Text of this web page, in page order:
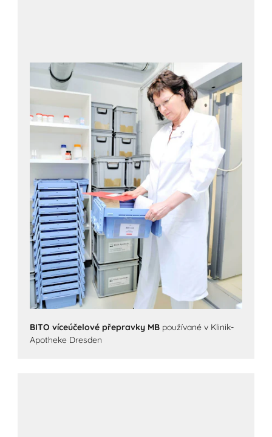
BITO víceúčelové přepravky MB používané v Klinik-
Apotheke Dresden